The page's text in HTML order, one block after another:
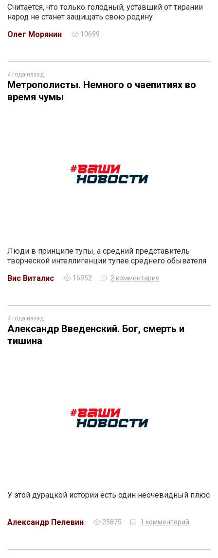
Считается, что только голодный, уставший от тирании
народ не станет защищать свою родину
Олег Морянин
10699
4 года назад
Метрополисты. Немного о чаепитиях во
время чумы
Люди в принципе тупы, а средний представитель
творческой интеллигенции тупее среднего обывателя
Вис Виталис
16952 2 комментария
4 года назад
Александр Введенский. Бог, смерть и
тишина
У этой дурацкой истории есть один неочевидный плюс
Александр Пелевин 25875 1 комментарий